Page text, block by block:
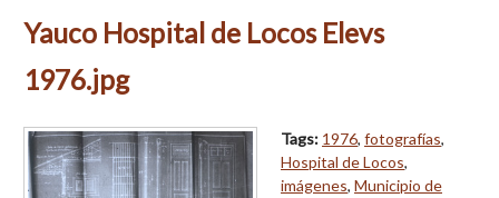
Yauco Hospital de Locos Elevs
1976.jpg
Tags: 1976, fotografías,
Hospital de Locos,
imágenes, Municipio de